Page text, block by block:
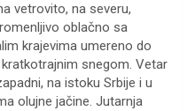
vetrovito, na severu,
oblačno sa
krajevima umereno do
snegom. Vetar
na istoku Srbije i u
olujne jačine. Jutarnja